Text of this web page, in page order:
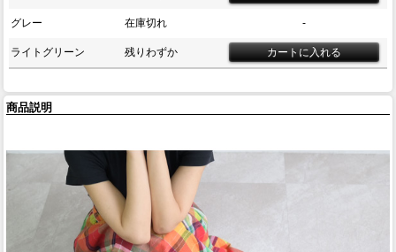
グレー 在庫切れ -
ライトグリーン 残りわずか
商品説明